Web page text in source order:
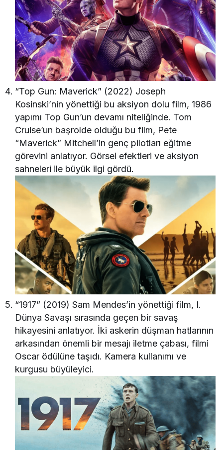
“Top Gun: Maverick” (2022) Joseph
Kosinski’nin yönettiği bu aksiyon dolu film, 1986
yapımı Top Gun’un devamı niteliğinde. Tom
Cruise’un başrolde olduğu bu film, Pete
“Maverick” Mitchell’in genç pilotları eğitme
görevini anlatıyor. Görsel efektleri ve aksiyon
sahneleri ile büyük ilgi gördü.
“1917” (2019) Sam Mendes’in yönettiği film, I.
Dünya Savaşı sırasında geçen bir savaş
hikayesini anlatıyor. İki askerin düşman hatlarının
arkasından önemli bir mesajı iletme çabası, filmi
Oscar ödülüne taşıdı. Kamera kullanımı ve
kurgusu büyüleyici.